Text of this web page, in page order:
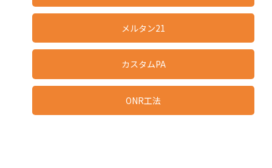
メルタン21
カスタムPA
ONR工法